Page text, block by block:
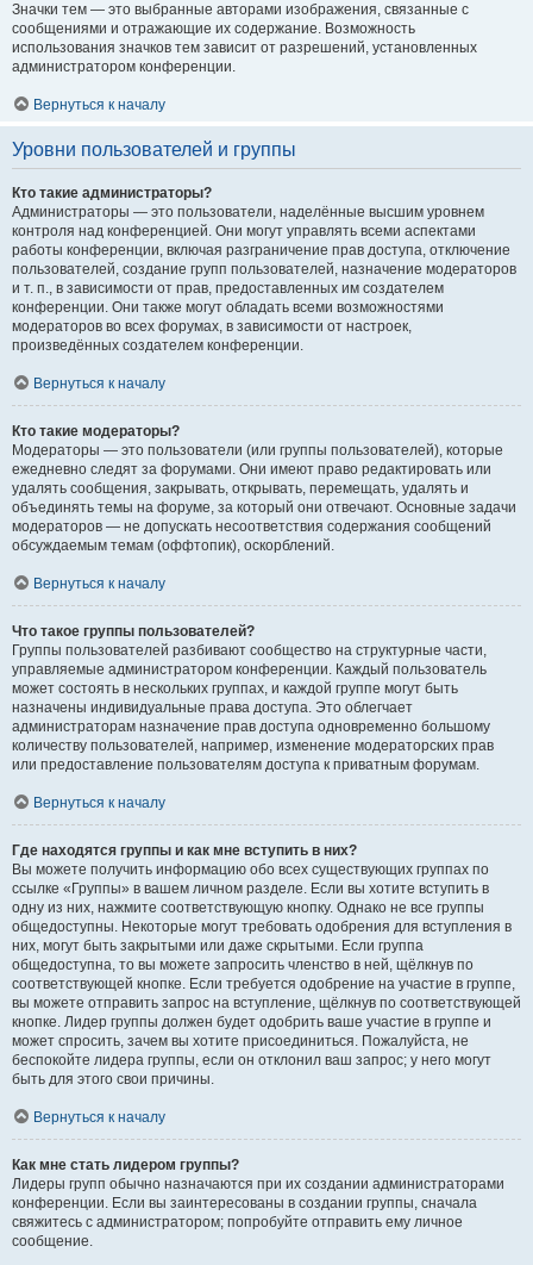
Значки тем — это выбранные авторами изображения, связанные с
сообщениями и отражающие их содержание. Возможность
использования значков тем зависит от разрешений, установленных
администратором конференции.
Вернуться к началу
Уровни пользователей и группы
Кто такие администраторы?
Администраторы — это пользователи, наделённые высшим уровнем
контроля над конференцией. Они могут управлять всеми аспектами
работы конференции, включая разграничение прав доступа, отключение
пользователей, создание групп пользователей, назначение модераторов
и т. п., в зависимости от прав, предоставленных им создателем
конференции. Они также могут обладать всеми возможностями
модераторов во всех форумах, в зависимости от настроек,
произведённых создателем конференции.
Вернуться к началу
Кто такие модераторы?
Модераторы — это пользователи (или группы пользователей), которые
ежедневно следят за форумами. Они имеют право редактировать или
удалять сообщения, закрывать, открывать, перемещать, удалять и
объединять темы на форуме, за который они отвечают. Основные задачи
модераторов — не допускать несоответствия содержания сообщений
обсуждаемым темам (оффтопик), оскорблений.
Вернуться к началу
Что такое группы пользователей?
Группы пользователей разбивают сообщество на структурные части,
управляемые администратором конференции. Каждый пользователь
может состоять в нескольких группах, и каждой группе могут быть
назначены индивидуальные права доступа. Это облегчает
администраторам назначение прав доступа одновременно большому
количеству пользователей, например, изменение модераторских прав
или предоставление пользователям доступа к приватным форумам.
Вернуться к началу
Где находятся группы и как мне вступить в них?
Вы можете получить информацию обо всех существующих группах по
ссылке «Группы» в вашем личном разделе. Если вы хотите вступить в
одну из них, нажмите соответствующую кнопку. Однако не все группы
общедоступны. Некоторые могут требовать одобрения для вступления в
них, могут быть закрытыми или даже скрытыми. Если группа
общедоступна, то вы можете запросить членство в ней, щёлкнув по
соответствующей кнопке. Если требуется одобрение на участие в группе,
вы можете отправить запрос на вступление, щёлкнув по соответствующей
кнопке. Лидер группы должен будет одобрить ваше участие в группе и
может спросить, зачем вы хотите присоединиться. Пожалуйста, не
беспокойте лидера группы, если он отклонил ваш запрос; у него могут
быть для этого свои причины.
Вернуться к началу
Как мне стать лидером группы?
Лидеры групп обычно назначаются при их создании администраторами
конференции. Если вы заинтересованы в создании группы, сначала
свяжитесь с администратором; попробуйте отправить ему личное
сообщение.